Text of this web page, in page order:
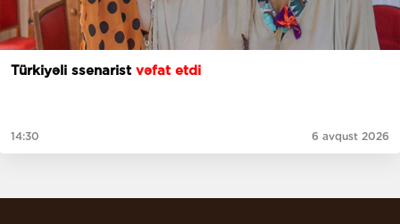
Türkiyəli ssenarist vəfat etdi
14:30 6 avqust 2026